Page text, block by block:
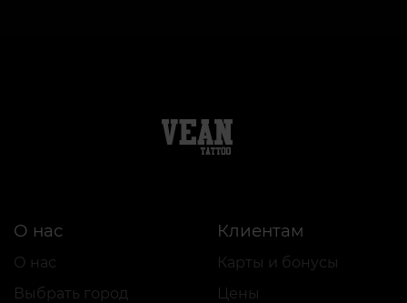
О нас
О нас
Выбрать город
Клиентам
Карты и бонусы
Цены